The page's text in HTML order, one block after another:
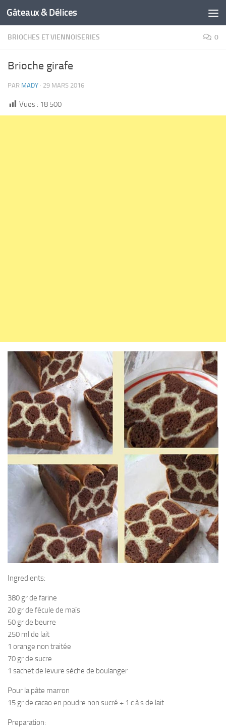
Gâteaux & Délices
BRIOCHES ET VIENNOISERIES 0
Brioche girafe
PAR MADY · 29 MARS 2016
Vues : 18 500
Ingredients:
380 gr de farine
20 gr de fécule de maïs
50 gr de beurre
250 ml de lait
1 orange non traitée
70 gr de sucre
1 sachet de levure sèche de boulanger
Pour la pâte marron
15 gr de cacao en poudre non sucré + 1 c à s de lait
Preparation: